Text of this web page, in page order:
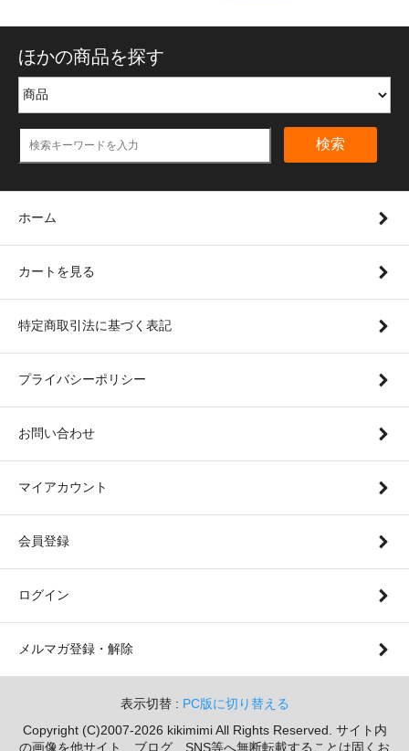
ほかの商品を探す
検索
ホーム
カートを見る
特定商取引法に基づく表記
プライバシーポリシー
お問い合わせ
マイアカウント
会員登録
ログイン
メルマガ登録・解除
表示切替 : PC版に切り替える
Copyright (C)2007-2026 kikimimi All Rights Reserved. サイト内
の画像を他サイト、ブログ、SNS等へ無断転載することは固くお